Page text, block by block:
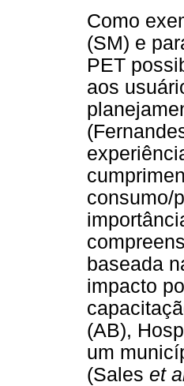
Como
(SM) e
PET
aos
consumo/
baseada
impacto
(AB),
um
(Sales et